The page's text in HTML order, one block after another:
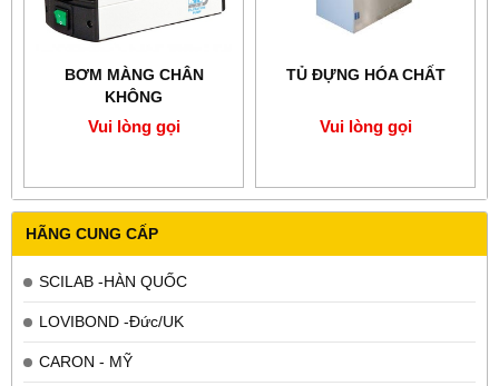
HÃNG CUNG CẤP
SCILAB -HÀN QUỐC
LOVIBOND -Đức/UK
CARON - MỸ
BƠM MÀNG CHÂN
KHÔNG
Vui lòng gọi
TỦ ĐỰNG HÓA CHẤT
Vui lòng gọi